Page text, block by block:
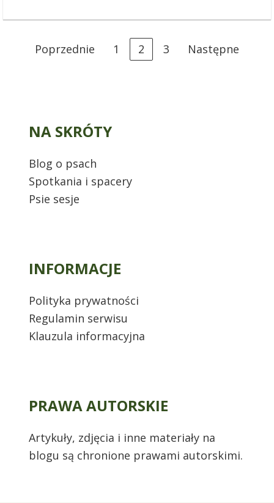
Poprzednie 1 2 3 Następne
NA SKRÓTY
Blog o psach
Spotkania i spacery
Psie sesje
INFORMACJE
Polityka prywatności
Regulamin serwisu
Klauzula informacyjna
PRAWA AUTORSKIE
Artykuły, zdjęcia i inne materiały na
blogu są chronione prawami autorskimi.